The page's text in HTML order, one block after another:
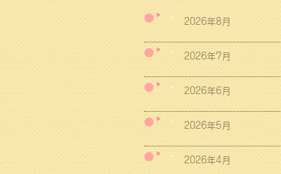
2026年8月
2026年7月
2026年6月
2026年5月
2026年4月